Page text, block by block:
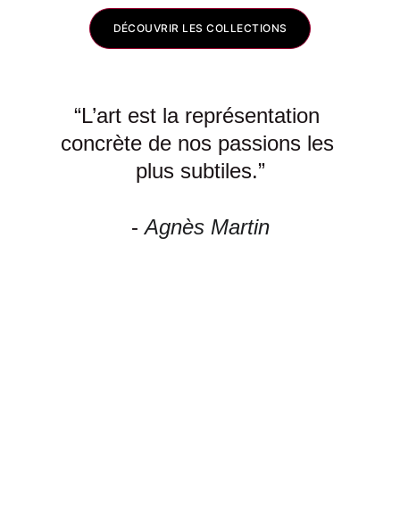
DÉCOUVRIR LES COLLECTIONS
“L’art est la représentation
concrète de nos passions les
plus subtiles.”
- Agnès Martin